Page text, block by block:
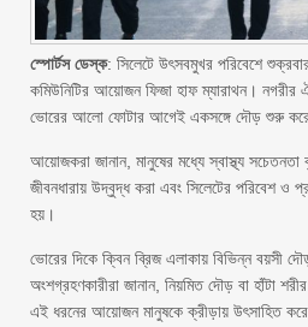
স্পোর্টস ডেস্ক: সিলেটে উৎসবমুখর পরিবেশে
কমিউনিটির আয়োজন ফিজা হাফ ম্যারাথন। নগরীর
ভোরের আলো ফোটার আগেই একসঙ্গে দৌড় শুরু
আয়োজকরা জানান, মানুষের মধ্যে স্বাস্থ্য
জীবনধারায় উদ্বুদ্ধ করা এবং সিলেটের পরিবেশ ও
হয়।
ভোরের দিকে ক্বিন ব্রিজ এলাকায় বিভিন্ন বয়সী
অংশগ্রহণকারীরা জানান, নিয়মিত দৌড় বা হাঁটা
এই ধরনের আয়োজন মানুষকে ক্রীড়ায় উৎসাহিত